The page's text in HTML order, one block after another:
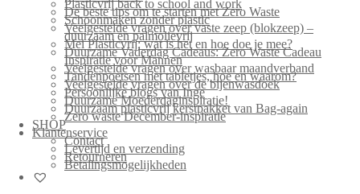
Plasticvrij back to school and work
De beste tips om te starten met Zero Waste
Schoonmaken zonder plastic
Veelgestelde vragen over vaste zeep (blokzeep) –
duurzaam en palmolievrij
Mei Plasticvrij: wat is het en hoe doe je mee?
Duurzame Vaderdag Cadeaus: Zero Waste Cadeau
Inspiratie voor Mannen
Veelgestelde vragen over wasbaar maandverband
Tandenpoetsen met tabletjes, hoe en waarom?
Veelgestelde vragen over de bijenwasdoek
Persoonlijke blogs van Inge
Duurzame Moederdaginspiratie!
Duurzaam plasticvrij kerstpakket van Bag-again
Zero waste December-inspiratie
SHOP
Klantenservice
Contact
Levertijd en verzending
Retourneren
Betalingsmogelijkheden